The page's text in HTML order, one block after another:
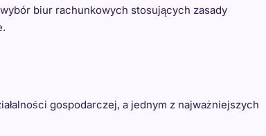
biur rachunkowych stosujących zasady
gospodarczej, a jednym z najważniejszych